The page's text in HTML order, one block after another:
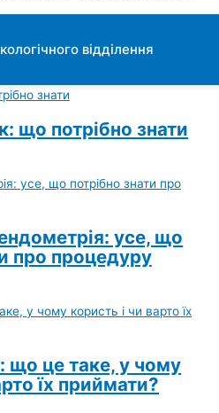
відділення
що потрібно знати
усе, що
про процедуру
що це таке, у чому
їх приймати?